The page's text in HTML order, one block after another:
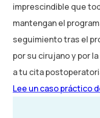
imprescindible que
mantengan el
seguimiento tras el
por su cirujano y por
a tu cita
Lee un caso práctico